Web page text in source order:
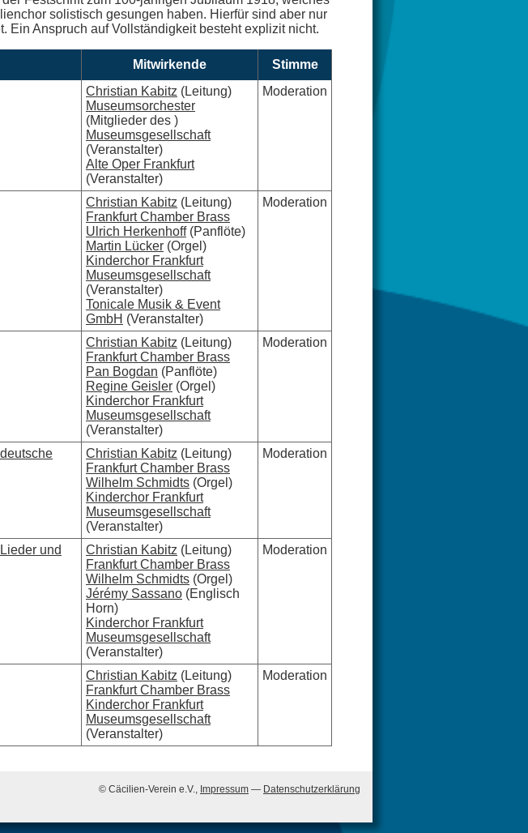
solistisch gesungen haben. Hierfür sind aber nur
Anspruch auf Vollständigkeit besteht explizit nicht.
Mitwirkende
Stimme
Christian Kabitz (Leitung)
Museumsorchester
(Mitglieder des )
Museumsgesellschaft
(Veranstalter)
Alte Oper Frankfurt
(Veranstalter)
Moderation
Christian Kabitz (Leitung)
Frankfurt Chamber Brass
Ulrich Herkenhoff(Panflöte)
Martin Lücker (Orgel)
Kinderchor Frankfurt
Museumsgesellschaft
(Veranstalter)
Tonicale Musik & Event
GmbH (Veranstalter)
Moderation
Christian Kabitz (Leitung)
Frankfurt Chamber Brass
Pan Bogdan (Panflöte)
Regine Geisler (Orgel)
Kinderchor Frankfurt
Museumsgesellschaft
(Veranstalter)
Moderation
Christian Kabitz (Leitung)
Frankfurt Chamber Brass
Wilhelm Schmidts (Orgel)
Kinderchor Frankfurt
Museumsgesellschaft
(Veranstalter)
Moderation
und
Christian Kabitz (Leitung)
Frankfurt Chamber Brass
Wilhelm Schmidts (Orgel)
Jérémy Sassano (Englisch
Horn)
Kinderchor Frankfurt
Museumsgesellschaft
(Veranstalter)
Moderation
Christian Kabitz (Leitung)
Frankfurt Chamber Brass
Kinderchor Frankfurt
Museumsgesellschaft
(Veranstalter)
Moderation
© Cäcilien-Verein e.V., Impressum — Datenschutzerklärung